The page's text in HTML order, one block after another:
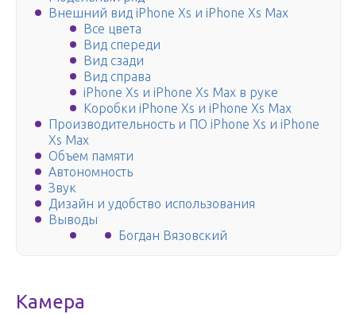
Внешний вид iPhone Xs и iPhone Xs Max
Все цвета
Вид спереди
Вид сзади
Вид справа
iPhone Xs и iPhone Xs Max в руке
Коробки iPhone Xs и iPhone Xs Max
Производительность и ПО iPhone Xs и iPhone
Xs Max
Объем памяти
Автономность
Звук
Дизайн и удобство использования
Выводы
Богдан Вязовский
Камера